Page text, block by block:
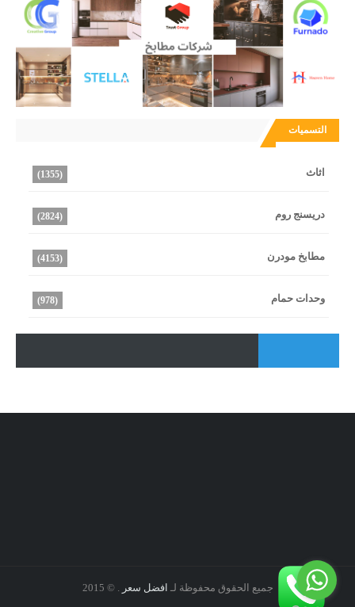
التسميات
اثاث (1355)
دريسنج روم (2824)
مطابخ مودرن (4153)
وحدات حمام (978)
جميع الحقوق محفوظة لـ افضل سعر . © 2015